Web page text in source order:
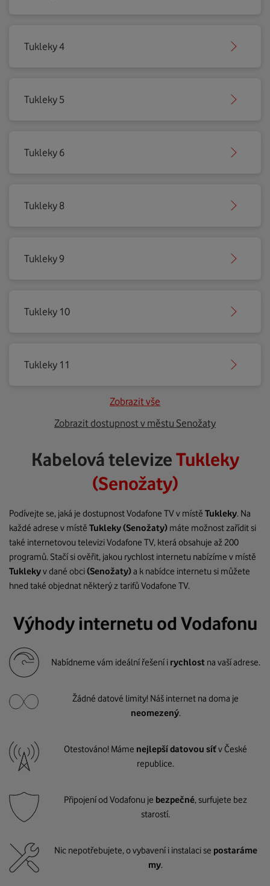
Tukleky 4
Tukleky 5
Tukleky 6
Tukleky 8
Tukleky 9
Tukleky 10
Tukleky 11
Zobrazit vše
Zobrazit dostupnost v městu Senožaty
Kabelová televizeTukleky
(Senožaty)
Podívejte se, jaká je dostupnost Vodafone TV v místě Tukleky. Na
každé adrese v místě Tukleky(Senožaty) máte možnost zařídit si
také internetovou televizi Vodafone TV, která obsahuje až 200
programů. Stačí si ověřit, jakou rychlost internetu nabízíme v místě
Tuklekyv dané obci(Senožaty)a k nabídce internetu si můžete
hned také objednat některý z tarifů Vodafone TV.
Výhody internetu od Vodafonu
Nabídneme vám ideální řešení i rychlost na vaší adrese.
Žádné datové limity! Náš internet na doma je
neomezený.
Otestováno! Máme nejlepší datovou síťv České
republice.
Připojení od Vodafonu je bezpečné, surfujete bez
starostí.
Nic nepotřebujete, o vybavení i instalaci se postaráme
my.